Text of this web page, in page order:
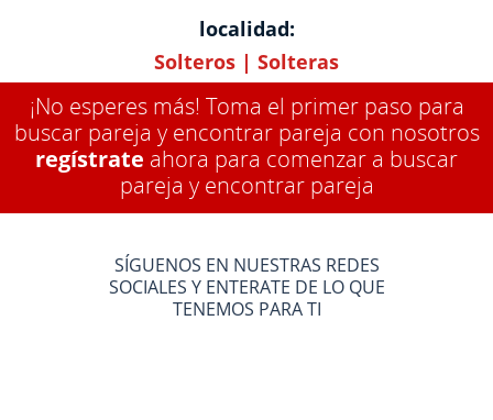
localidad:
Solteros | Solteras
¡No esperes más! Toma el primer paso para
buscar pareja y encontrar pareja con nosotros
regístrate ahora para comenzar a buscar
pareja y encontrar pareja
SÍGUENOS EN NUESTRAS REDES
SOCIALES Y ENTERATE DE LO QUE
TENEMOS PARA TI